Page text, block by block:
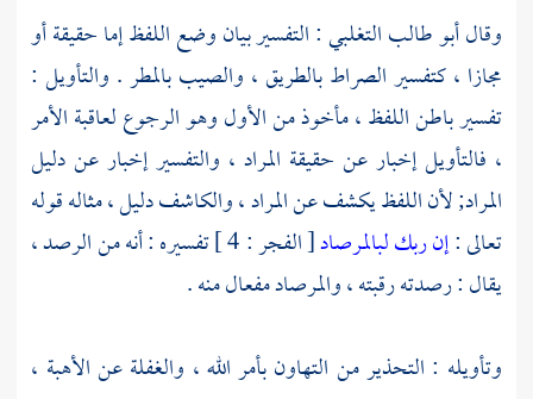
وقالأبو طالب التغلبي: التفسير بيان وضع اللفظ إما حقيقة أو
مجازا ، كتفسير الصراط بالطريق ، والصيب بالمطر . والتأويل :
تفسير باطن اللفظ ، مأخوذ من الأول وهو الرجوع لعاقبة الأمر
، فالتأويل إخبار عن حقيقة المراد ، والتفسير إخبار عن دليل
المراد; لأن اللفظ يكشف عن المراد ، والكاشف دليل ، مثاله قوله
تعالى :إن ربك لبالمرصاد
[ الفجر : 4 ] تفسيره : أنه من الرصد ،
يقال : رصدته رقبته ، والمرصاد مفعال منه .
وتأويله : التحذير من التهاون بأمر الله ، والغفلة عن الأهبة ،